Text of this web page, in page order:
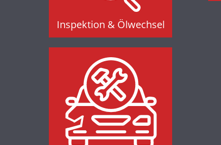
Inspektion & Ölwechsel
Unfallinstandsetzung